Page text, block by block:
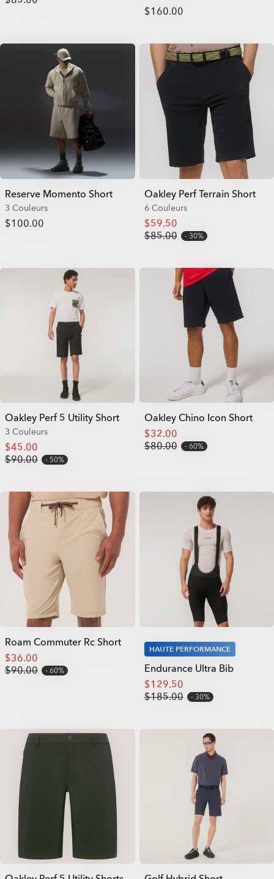
$160.00
Reserve Momento Short
3 Couleurs
$100.00
Oakley Perf Terrain Short
6 Couleurs
$59.50
$85.00
30%
Oakley Perf 5 Utility Short
3 Couleurs
$45.00
$90.00
50%
Oakley Chino Icon Short
$32.00
$80.00
60%
Roam Commuter Rc Short
$36.00
$90.00
60%
HAUTE PERFORMANCE
Endurance Ultra Bib
$129.50
$185.00
30%